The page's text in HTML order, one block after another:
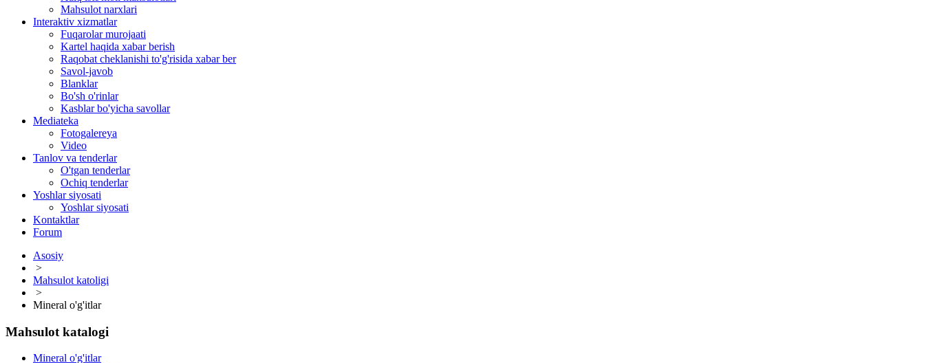
Mahsulot narxlari
Interaktiv xizmatlar
Fuqarolar murojaati
Kartel haqida xabar berish
Raqobat cheklanishi to'g'risida xabar ber
Savol-javob
Blanklar
Bo'sh o'rinlar
Kasblar bo'yicha savollar
Mediateka
Fotogalereya
Video
Tanlov va tenderlar
O'tgan tenderlar
Ochiq tenderlar
Yoshlar siyosati
Yoshlar siyosati
Kontaktlar
Forum
Asosiy
>
Mahsulot katoligi
>
Mineral o'g'itlar
Mahsulot katalogi
Mineral o'g'itlar